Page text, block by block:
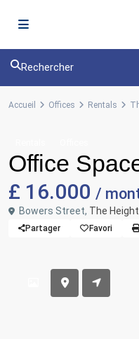
Rechercher
Accueil Offices Rentals
Office
£ 16.000 /
Bowers Street, The
Partager Favori